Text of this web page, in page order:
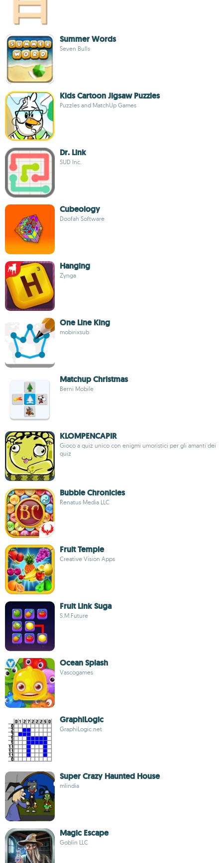
Summer Words
Seven Bulls
Kids Cartoon Jigsaw Puzzles
Puzzles and MatchUp Games
Dr. Link
SUD Inc.
Cubeology
Doofah Software
Hanging
Zynga
One Line King
mobirixsub
Matchup Christmas
Berni Mobile
KLOMPENCAPIR
Gioco a quiz unico con enigmi umoristici per gli amanti dei
quiz
Bubble Chronicles
Renatus Media LLC
Fruit Temple
Creative Vision Apps
Fruit Link Suga
S.M.Future
Ocean Splash
Vascogames
GraphiLogic
GraphiLogic.net
Super Crazy Haunted House
mlindia
Magic Escape
Goblin LLC